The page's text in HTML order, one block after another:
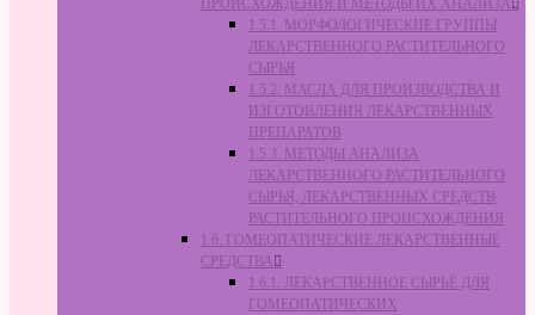
ПРОИСХОЖДЕНИЯ И МЕТОДЫ ИХ АНАЛИЗА
1.5.1. МОРФОЛОГИЧЕСКИЕ ГРУППЫ
ЛЕКАРСТВЕННОГО РАСТИТЕЛЬНОГО
СЫРЬЯ
1.5.2. МАСЛА ДЛЯ ПРОИЗВОДСТВА И
ИЗГОТОВЛЕНИЯ ЛЕКАРСТВЕННЫХ
ПРЕПАРАТОВ
1.5.3. МЕТОДЫ АНАЛИЗА
ЛЕКАРСТВЕННОГО РАСТИТЕЛЬНОГО
СЫРЬЯ, ЛЕКАРСТВЕННЫХ СРЕДСТВ
РАСТИТЕЛЬНОГО ПРОИСХОЖДЕНИЯ
1.6. ГОМЕОПАТИЧЕСКИЕ ЛЕКАРСТВЕННЫЕ
СРЕДСТВА
1.6.1. ЛЕКАРСТВЕННОЕ СЫРЬЁ ДЛЯ
ГОМЕОПАТИЧЕСКИХ